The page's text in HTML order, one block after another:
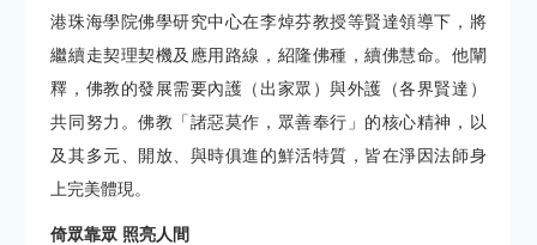
港珠海學院佛學研究中心在李焯芬教授等賢達領導下，將
繼續走契理契機及應用路線，紹隆佛種，續佛慧命。他闡
釋，佛教的發展需要內護（出家眾）與外護（各界賢達）
共同努力。佛教「諸惡莫作，眾善奉行」的核心精神，以
及其多元、開放、與時俱進的鮮活特質，皆在淨因法師身
上完美體現。
倚眾靠眾 照亮人間